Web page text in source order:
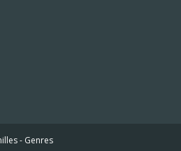
- Genres